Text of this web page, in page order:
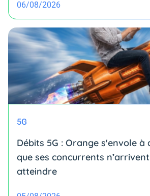
06/08/2026
5G
Débits 5G : Orange s'envole à
que ses concurrents
atteindre